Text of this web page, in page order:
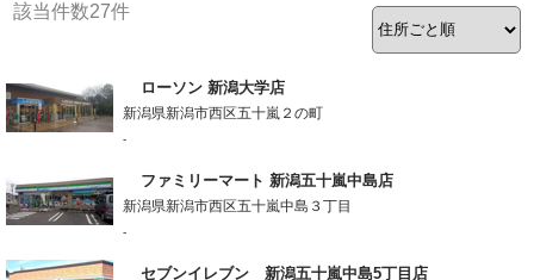
該当件数27件
ローソン 新潟大学店
新潟県新潟市西区五十嵐２の町
-
ファミリーマート 新潟五十嵐中島店
新潟県新潟市西区五十嵐中島３丁目
-
セブンイレブン 新潟五十嵐中島5丁目店